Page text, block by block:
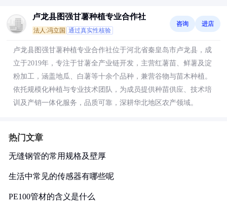
卢龙县图强甘薯种植专业合作社
法人:冯立国 通过真实性核验
咨询 进店
卢龙县图强甘薯种植专业合作社位于河北省秦皇岛市卢龙县，成
立于2019年，专注于甘薯全产业链开发，主营红薯苗、鲜薯及淀
粉加工，涵盖地瓜、白薯等十余个品种，兼营谷物与苗木种植。
依托规模化种植与专业技术团队，为成员提供种苗供应、技术培
训及产销一体化服务，品质可靠，深耕华北地区农产领域。
热门文章
无缝钢管的常用规格及壁厚
生活中常见的传感器有哪些呢
PE100管材的含义是什么